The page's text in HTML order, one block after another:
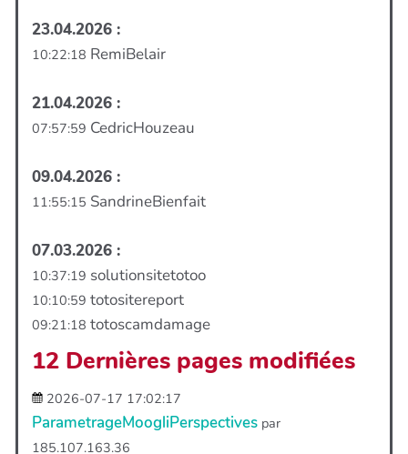
23.04.2026 :
10:22:18 RemiBelair
21.04.2026 :
07:57:59 CedricHouzeau
09.04.2026 :
11:55:15 SandrineBienfait
07.03.2026 :
10:37:19 solutionsitetotoo
10:10:59 totositereport
09:21:18 totoscamdamage
12 Dernières pages modifiées
2026-07-17 17:02:17
ParametrageMoogliPerspectives par
185.107.163.36